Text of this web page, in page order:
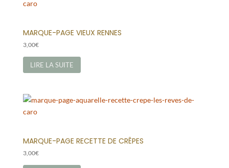
MARQUE-PAGE VIEUX RENNES
3,00€
LIRE LA SUITE
MARQUE-PAGE RECETTE DE CRÊPES
3,00€